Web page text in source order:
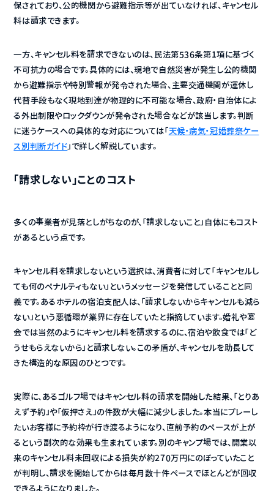
保されており、公的機関から避難指示等が出ていなければ、キャンセル
料は請求できます。
一方、キャンセル料を請求できないのは、民法第536条第1項に基づく
不可抗力の場合です。具体的には、現地で自然災害が発生し公的機関
から避難指示や特別警報が発令された場合、主要交通機関が運休し
代替手段もなく現地到達が物理的に不可能な場合、政府・自治体によ
る外出制限やロックダウンが発令された場合などが該当します。判断
に迷うケースへの具体的な対応については「 天候・病気・冠婚葬祭ケー
ス別判断ガイド 」で詳しく解説しています。
「請求しない」ことのコスト
多くの事業者が見落としがちなのが、「請求しないこと」自体にもコスト
があるという点です。
キャンセル料を請求しないという選択は、消費者に対して「キャンセルし
ても何のペナルティもない」というメッセージを発信していることと同
義です。あるホテルの宿泊支配人は、「請求しないからキャンセルも減ら
ない」という悪循環が業界に存在していたと指摘しています。婚礼や宴
会では当然のようにキャンセル料を請求するのに、宿泊や飲食では「ど
うせもらえないから」と請求しない。この矛盾が、キャンセルを助長して
きた構造的な原因のひとつです。
実際に、あるゴルフ場ではキャンセル料の請求を開始した結果、「とりあ
えず予約」や「仮押さえ」の件数が大幅に減少しました。本当にプレーし
たいお客様に予約枠が行き渡るようになり、直前予約のペースが上が
るという副次的な効果も生まれています。別のキャンプ場では、開業以
来のキャンセル料未回収による損失が約270万円にのぼっていたこと
が判明し、請求を開始してからは毎月数十件ペースでほとんどが回収
できるようになりました。